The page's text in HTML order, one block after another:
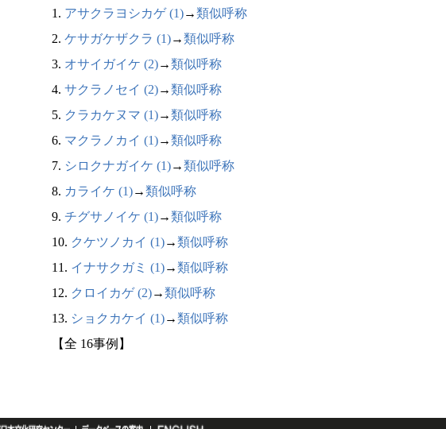
1. アサクラヨシカゲ (1)→類似呼称
2. ケサガケザクラ (1)→類似呼称
3. オサイガイケ (2)→類似呼称
4. サクラノセイ (2)→類似呼称
5. クラカケヌマ (1)→類似呼称
6. マクラノカイ (1)→類似呼称
7. シロクナガイケ (1)→類似呼称
8. カライケ (1)→類似呼称
9. チグサノイケ (1)→類似呼称
10. クケツノカイ (1)→類似呼称
11. イナサクガミ (1)→類似呼称
12. クロイカゲ (2)→類似呼称
13. ショクカケイ (1)→類似呼称
【全 16事例】